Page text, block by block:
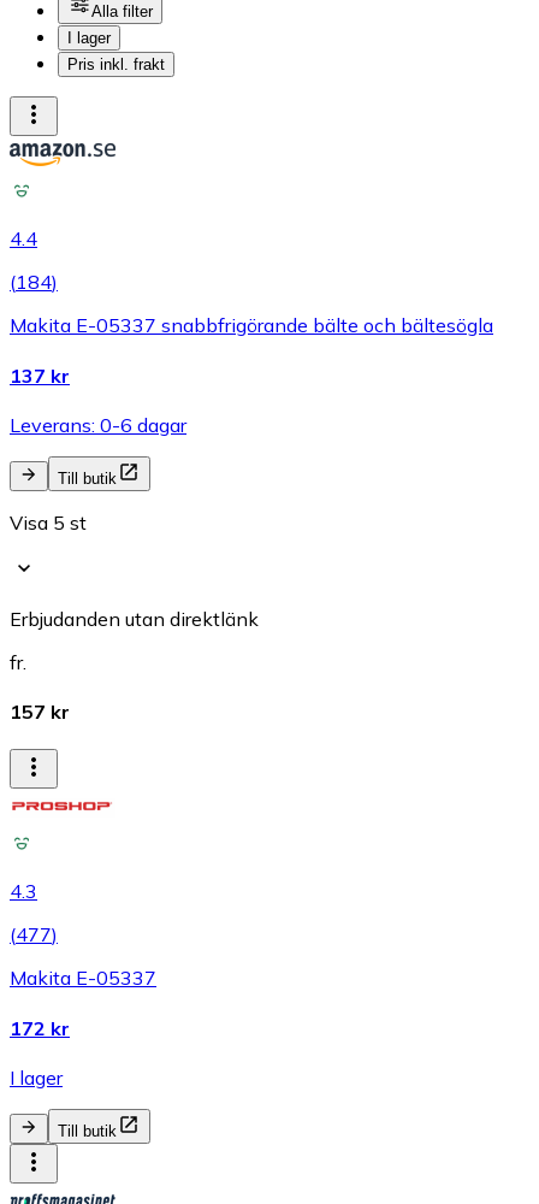
Alla filter
I lager
Pris inkl. frakt
4.4
(184)
Makita E-05337 snabbfrigörande bälte och bältesögla
137 kr
Leverans: 0-6 dagar
Till butik
Visa 5 st
Erbjudanden utan direktlänk
fr.
157 kr
4.3
(477)
Makita E-05337
172 kr
I lager
Till butik